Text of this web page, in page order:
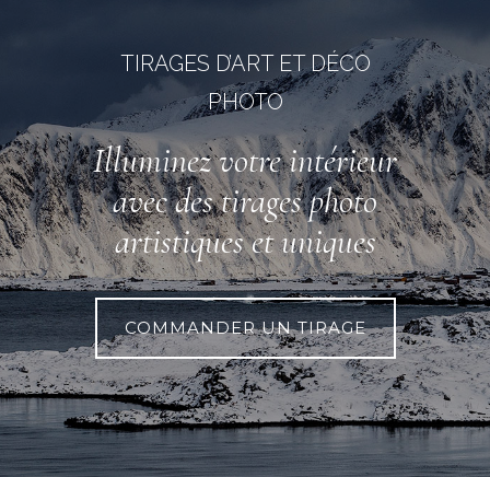
TIRAGES D’ART ET DÉCO
PHOTO
Illuminez votre intérieur
avec des tirages photo
artistiques et uniques
COMMANDER UN TIRAGE